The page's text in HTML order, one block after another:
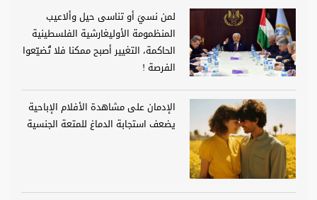
لمن نسيَ أو تناسى حيل وألاعيب
المنظمومة الأوليغارشية الفلسطينية
الحاكمة، التغيير أصبح ممكنا فلا تُضيّعوا
الفرصة !
الإدمان على مشاهدة الأفلام الإباحية
يضعف استجابة الدماغ للمتعة الجنسية